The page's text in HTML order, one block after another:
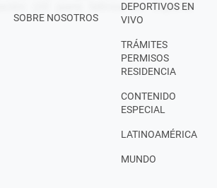
SOBRE NOSOTROS
DEPORTIVOS EN
VIVO
TRÁMITES
PERMISOS
RESIDENCIA
CONTENIDO
ESPECIAL
LATINOAMÉRICA
MUNDO